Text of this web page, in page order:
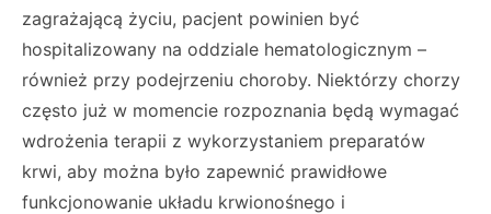
zagrażającą życiu, pacjent powinien być
hospitalizowany na oddziale hematologicznym –
również przy podejrzeniu choroby. Niektórzy chorzy
często już w momencie rozpoznania będą wymagać
wdrożenia terapii z wykorzystaniem preparatów
krwi, aby można było zapewnić prawidłowe
funkcjonowanie układu krwionośnego i